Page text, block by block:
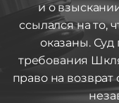
и о
ссылался на то,
оказаны. Суд
требования
право на